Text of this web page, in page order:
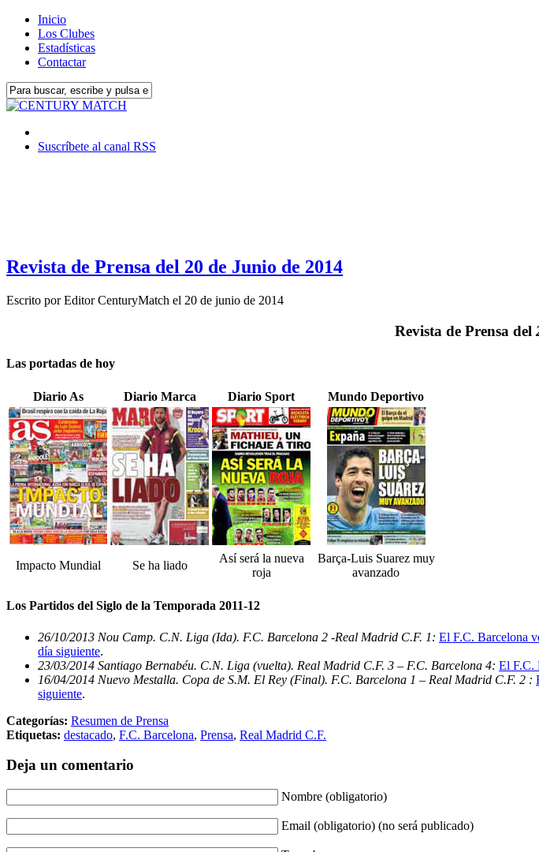
Inicio
Los Clubes
Estadísticas
Contactar
Suscríbete al canal RSS
Revista de Prensa del 20 de Junio de 2014
Escrito porEditor CenturyMatch el 20 de junio de 2014
Revista de Prensa del
Las portadas de hoy
Diario As Diario Marca Diario Sport Mundo Deportivo
Impacto Mundial Se ha liado
Así será la nueva
roja
Barça-Luis Suarez muy
avanzado
Los Partidos del Siglo de la Temporada 2011-12
26/10/2013 Nou Camp. C.N. Liga (Ida). F.C. Barcelona 2 -Real Madrid C.F. 1: El F.C. Barcelona
día siguiente.
23/03/2014 Santiago Bernabéu. C.N. Liga (vuelta). Real Madrid C.F. 3 – F.C. Barcelona 4: El F.C.
16/04/2014 Nuevo Mestalla. Copa de S.M. El Rey (Final). F.C. Barcelona 1 – Real Madrid C.F. 2 :
siguiente.
Categorías: Resumen de Prensa
Etiquetas: destacado, F.C. Barcelona, Prensa, Real Madrid C.F.
Deja un comentario
Nombre (obligatorio)
Email (obligatorio) (no será publicado)